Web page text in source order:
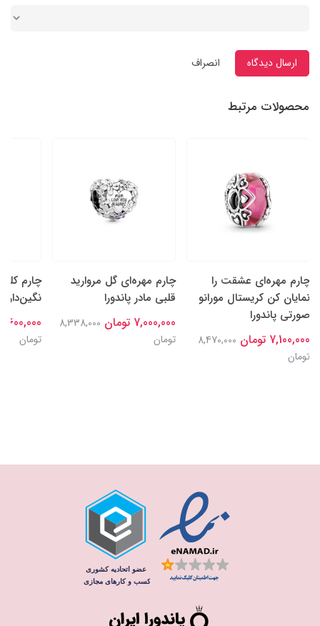
ارسال دیدگاه انصراف
محصولات مرتبط
چارم مهره‌ای عشقت را
نمایان کن کریستال مورانو
صورتی پاندورا
7,100,000 تومان
8,470,000
تومان
چارم مهره‌ای گل‌ مروارید
قلبی مادر پاندورا
7,000,000 تومان
8,338,000
تومان
چارم
نگین‌دار
7,600,000
تومان